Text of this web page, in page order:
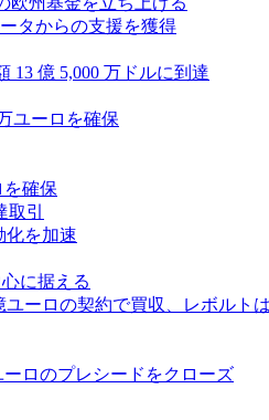
タからの支援を獲得
13 億 5,000 万ドルに到達
ユーロを確保
を確保
引
化を加速
に据える
ーロの契約で買収、レボルト
ーロのプレシードをクローズ